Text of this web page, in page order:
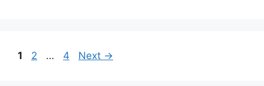
Page
1 Page
2 … Page
4 Next →